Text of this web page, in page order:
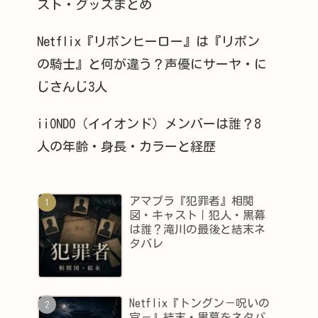
スト・グッズまとめ
Netflix『リボンヒーロー』は『リボン
の騎士』と何が違う？声優にサーヤ・に
じさんじ3人
iiONDO（イイオンド）メンバーは誰？8
人の年齢・身長・カラーと経歴
アマプラ『犯罪者』相関
図・キャスト｜犯人・黒幕
は誰？滝川の最後と結末ネ
タバレ
Netflix『トングン－呪いの